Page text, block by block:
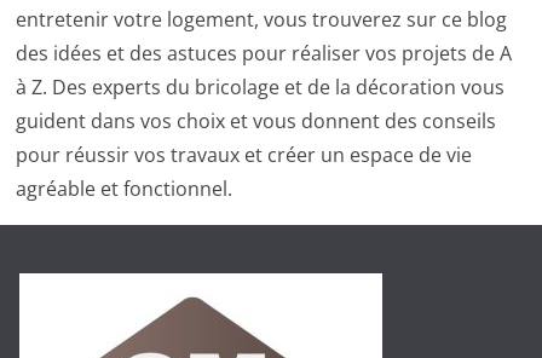
entretenir votre logement, vous trouverez sur ce blog
des idées et des astuces pour réaliser vos projets de A
à Z. Des experts du bricolage et de la décoration vous
guident dans vos choix et vous donnent des conseils
pour réussir vos travaux et créer un espace de vie
agréable et fonctionnel.